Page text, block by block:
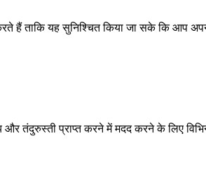
हैं ताकि यह सुनिश्चित किया जा सके कि आप
तंदुरुस्ती प्राप्त करने में मदद करने के लिए